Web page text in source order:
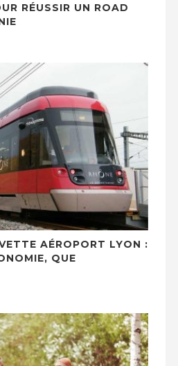
RÉUSSIR UN ROAD
AÉROPORT LYON :
QUE